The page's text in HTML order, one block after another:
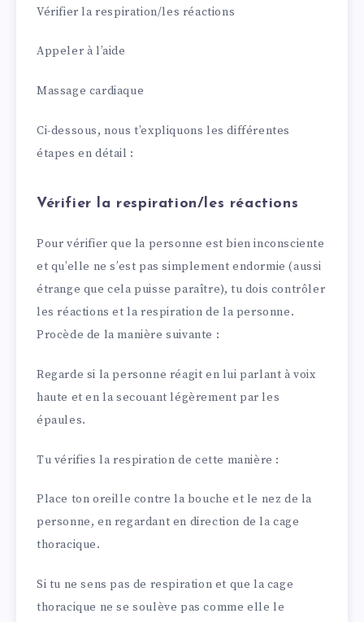
Vérifier la respiration/les réactions
Appeler à l’aide
Massage cardiaque
Ci-dessous, nous t’expliquons les différentes
étapes en détail :
Vérifier la respiration/les réactions
Pour vérifier que la personne est bien inconsciente
et qu’elle ne s’est pas simplement endormie (aussi
étrange que cela puisse paraître), tu dois contrôler
les réactions et la respiration de la personne.
Procède de la manière suivante :
Regarde si la personne réagit en lui parlant à voix
haute et en la secouant légèrement par les
épaules.
Tu vérifies la respiration de cette manière :
Place ton oreille contre la bouche et le nez de la
personne, en regardant en direction de la cage
thoracique.
Si tu ne sens pas de respiration et que la cage
thoracique ne se soulève pas comme elle le